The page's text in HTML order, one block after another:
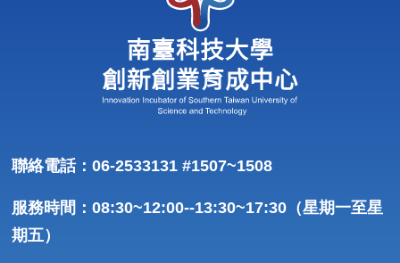
聯絡電話：06-2533131 #1507~1508
服務時間：08:30~12:00--13:30~17:30（星期一至星
期五）